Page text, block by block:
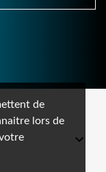
de
lors de
